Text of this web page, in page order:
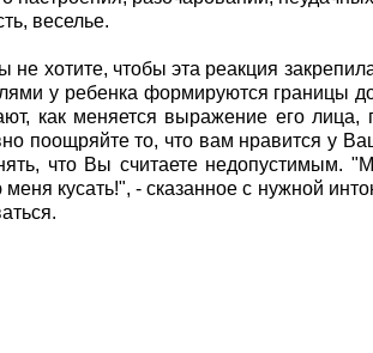
веселье.
не хотите, чтобы эта реакция
у ребенка формируются границы
как меняется выражение его лица,
поощряйте то, что вам нравится у
что Вы считаете недопустимым.
кусать!", - сказанное с нужной